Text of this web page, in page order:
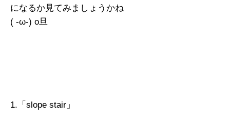
になるか見てみましょうかね
( -ω-) o旦
1.「slope stair」